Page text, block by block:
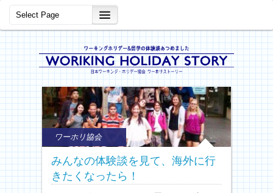
ワーホリ協会
みんなの体験談を見て、海外に行
きたくなったら！